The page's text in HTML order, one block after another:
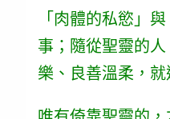
「肉體的私慾」
事；隨從聖靈的人
樂、良善溫柔 ，